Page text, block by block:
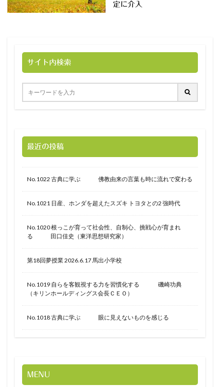
定に介入
サイト内検索
最近の投稿
No.1022 古典に学ぶ 佛教由来の言葉も時に流れで変わる
No.1021 日産、ホンダを超えたスズキ トヨタとの2 強時代
No.1020 根っこが育って社会性、自制心、挑戦心が育まれ
る 田口佳史（東洋思想研究家）
第18回夢授業 2026.6.17 馬出小学校
No.1019 自らを客観視する力を習慣化する 磯崎功典
（キリンホールディングス会長ＣＥＯ）
No.1018 古典に学ぶ 眼に見えないものを感じる
MENU